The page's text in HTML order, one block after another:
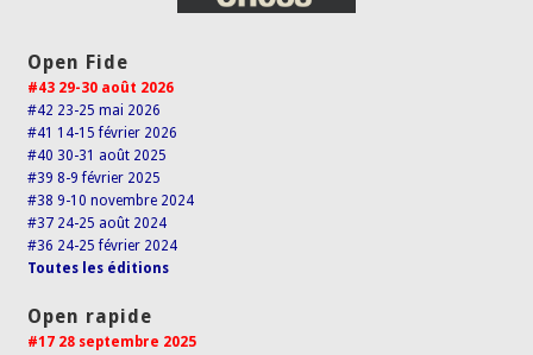
Open Fide
#43 29-30 août 2026
#42 23-25 mai 2026
#41 14-15 février 2026
#40 30-31 août 2025
#39 8-9 février 2025
#38 9-10 novembre 2024
#37 24-25 août 2024
#36 24-25 février 2024
Toutes les éditions
Open rapide
#17 28 septembre 2025